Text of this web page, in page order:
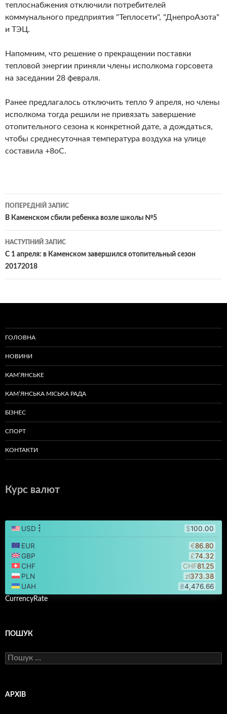
теплоснабжения отключили потребителей
коммунального предприятия "Теплосети", "ДнепроАзота"
и ТЭЦ.
Напомним, что решение о прекращении поставки
тепловой энергии приняли члены исполкома горсовета
на заседании 28 февраля.
Ранее предлагалось отключить тепло 9 апреля, но члены
исполкома тогда решили не привязать завершение
отопительного сезона к конкретной дате, а дождаться,
чтобы среднесуточная температура воздуха на улице
составила +8оС.
Навігація
по
записам
ПОПЕРЕДНІЙ ЗАПИС
В Каменском сбили ребенка возле школы №5
НАСТУПНИЙ ЗАПИС
С 1 апреля: в Каменском завершился отопительный сезон
20172018
ГОЛОВНА
НОВИНИ
КАМ’ЯНСЬКЕ
КАМ’ЯНСЬКА МІСЬКА РАДА
БІЗНЕС
СПОРТ
КОНТАКТИ
Курс валют
CurrencyRate
ПОШУК
Пошук:
АРХІВ